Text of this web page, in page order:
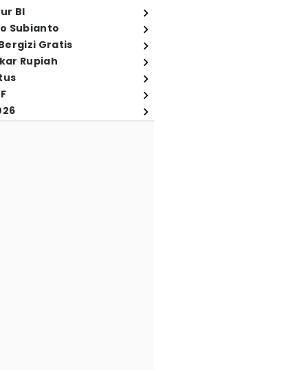
BI
Subianto
Gratis
Rupiah